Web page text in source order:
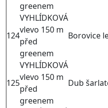
greenem
124
VYHLÍDKOVÁ
vlevo 150 m
před
greenem
Borovice
125
VYHLÍDKOVÁ
vlevo 150 m
před
greenem
Dub